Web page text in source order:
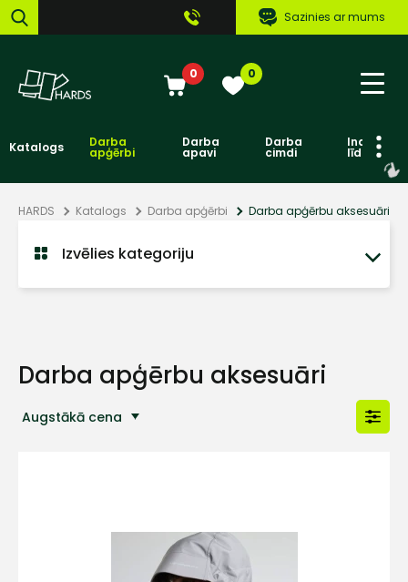
Sazinies ar mums
0 0
Katalogs Darba
apģērbi
Darba
apavi
Darba
cimdi līdzekļi
HARDS Katalogs Darba apģērbi Darba apģērbu aksesuāri
Izvēlies kategoriju
Darba apģērbu aksesuāri
Augstākā cena